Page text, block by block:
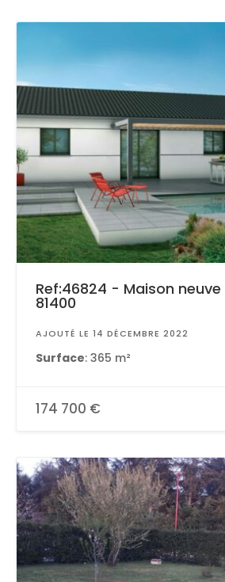
Ref:46824 - Maison
81400
AJOUTÉ LE 14 DÉCEMBRE 2022
Surface: 365 m²
174 700 €